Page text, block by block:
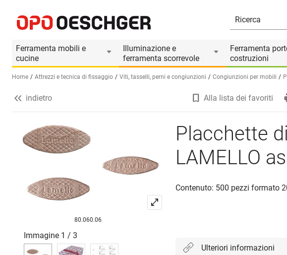
Ferramenta mobili e
cucine
Illuminazione e
ferramenta scorrevole
Ferramenta
costruzioni
Seleziona una lingua (IT)
Home Attrezzi e tecnica di fissaggio Viti, tasselli, perni e congiunzioni Congiunzioni per mobili
Informazioni prodotto
indietro Alla lista dei favoriti
80.060.06
Immagine 1 / 3
Placchette
LAMELLO
Contenuto: 500 pezzi formato
Ulteriori informazioni